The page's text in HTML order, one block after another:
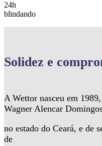
24h
blindando
Solidez e
A Wettor nasceu em
Wagner Alencar
no estado do Ceará, e de
de